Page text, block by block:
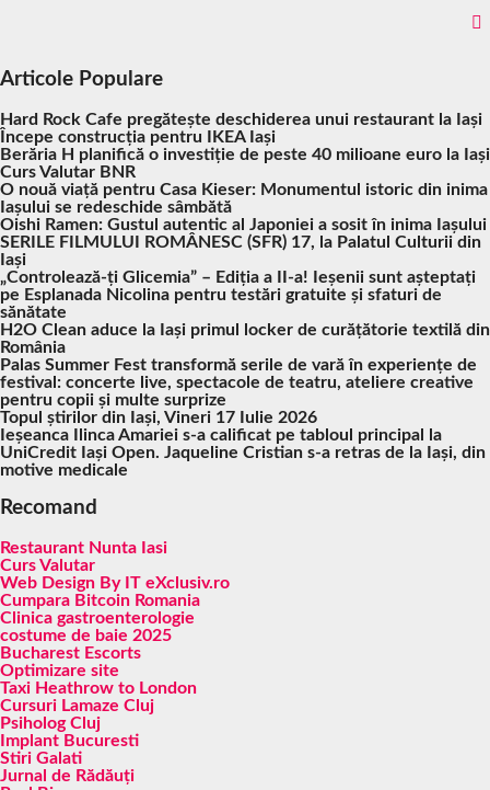
Articole Populare
Hard Rock Cafe pregătește deschiderea unui restaurant la Iași
Începe construcția pentru IKEA Iași
Berăria H planifică o investiție de peste 40 milioane euro la Iași
Curs Valutar BNR
O nouă viață pentru Casa Kieser: Monumentul istoric din inima
Iașului se redeschide sâmbătă
Oishi Ramen: Gustul autentic al Japoniei a sosit în inima Iașului
SERILE FILMULUI ROMÂNESC (SFR) 17, la Palatul Culturii din
Iași
„Controlează-ți Glicemia” – Ediția a II-a! Ieșenii sunt așteptați
pe Esplanada Nicolina pentru testări gratuite și sfaturi de
sănătate
H2O Clean aduce la Iași primul locker de curățătorie textilă din
România
Palas Summer Fest transformă serile de vară în experiențe de
festival: concerte live, spectacole de teatru, ateliere creative
pentru copii și multe surprize
Topul știrilor din Iași, Vineri 17 Iulie 2026
Ieșeanca Ilinca Amariei s-a calificat pe tabloul principal la
UniCredit Iași Open. Jaqueline Cristian s-a retras de la Iași, din
motive medicale
Recomand
Restaurant Nunta Iasi
Curs Valutar
Web Design By IT eXclusiv.ro
Cumpara Bitcoin Romania
Clinica gastroenterologie
costume de baie 2025
Bucharest Escorts
Optimizare site
Taxi Heathrow to London
Cursuri Lamaze Cluj
Psiholog Cluj
Implant Bucuresti
Stiri Galati
Jurnal de Rădăuți